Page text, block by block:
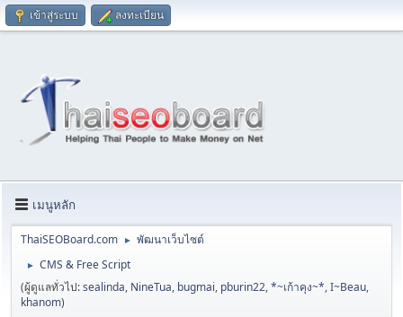
เข้าสู่ระบบ ลงทะเบียน
เมนูหลัก
ThaiSEOBoard.com ► พัฒนาเว็บไซต์
►
CMS & Free Script
(ผู้ดูแลทั่วไป:sealinda, NineTua, bugmai, pburin22,*~เก้าคุง~*,I~Beau,
khanom)